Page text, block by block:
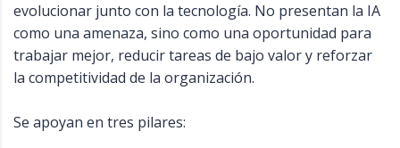
evolucionar junto con la tecnología. No presentan la IA
como una amenaza, sino como una oportunidad para
trabajar mejor, reducir tareas de bajo valor y reforzar
la competitividad de la organización.
Se apoyan en tres pilares: